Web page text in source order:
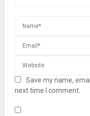
Save my name,
next time I comment.